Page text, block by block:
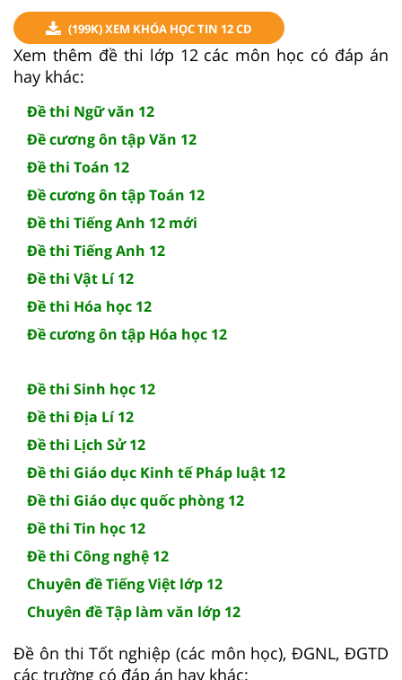
(199K) XEM KHÓA HỌC TIN 12 CD
Xem thêm đề thi lớp 12 các môn học có đáp án
hay khác:
Đề thi Ngữ văn 12
Đề cương ôn tập Văn 12
Đề thi Toán 12
Đề cương ôn tập Toán 12
Đề thi Tiếng Anh 12 mới
Đề thi Tiếng Anh 12
Đề thi Vật Lí 12
Đề thi Hóa học 12
Đề cương ôn tập Hóa học 12
Đề thi Sinh học 12
Đề thi Địa Lí 12
Đề thi Lịch Sử 12
Đề thi Giáo dục Kinh tế Pháp luật 12
Đề thi Giáo dục quốc phòng 12
Đề thi Tin học 12
Đề thi Công nghệ 12
Chuyên đề Tiếng Việt lớp 12
Chuyên đề Tập làm văn lớp 12
Đề ôn thi Tốt nghiệp (các môn học), ĐGNL, ĐGTD
các trường có đáp án hay khác: